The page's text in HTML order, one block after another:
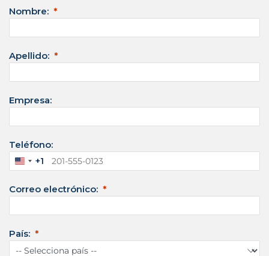
Nombre:
Apellido:
Empresa:
Teléfono:
E
t
a
d
o
+1
Correo electrónico:
País: